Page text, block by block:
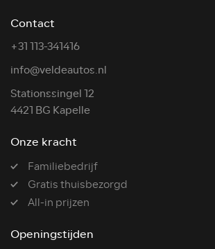
Contact
+31 113-341416
info@veldeautos.nl
Stationssingel 12
4421 BG Kapelle
Onze kracht
Familiebedrijf
Gratis thuisbezorgd
All-in prijzen
Openingstijden